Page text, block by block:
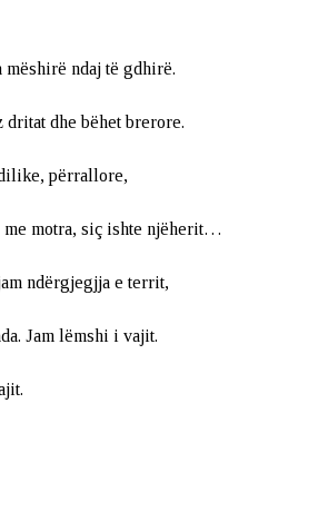
mëshirë ndaj të gdhirë.
dritat dhe bëhet brerore.
përrallore,
me motra, siç ishte njëherit…
ndërgjegjja e territ,
Jam lëmshi i vajit.